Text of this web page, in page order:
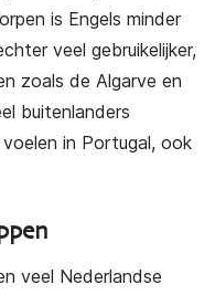
is Engels minder
veel gebruikelijker,
zoals de Algarve en
buitenlanders
in Portugal, ook
veel Nederlandse